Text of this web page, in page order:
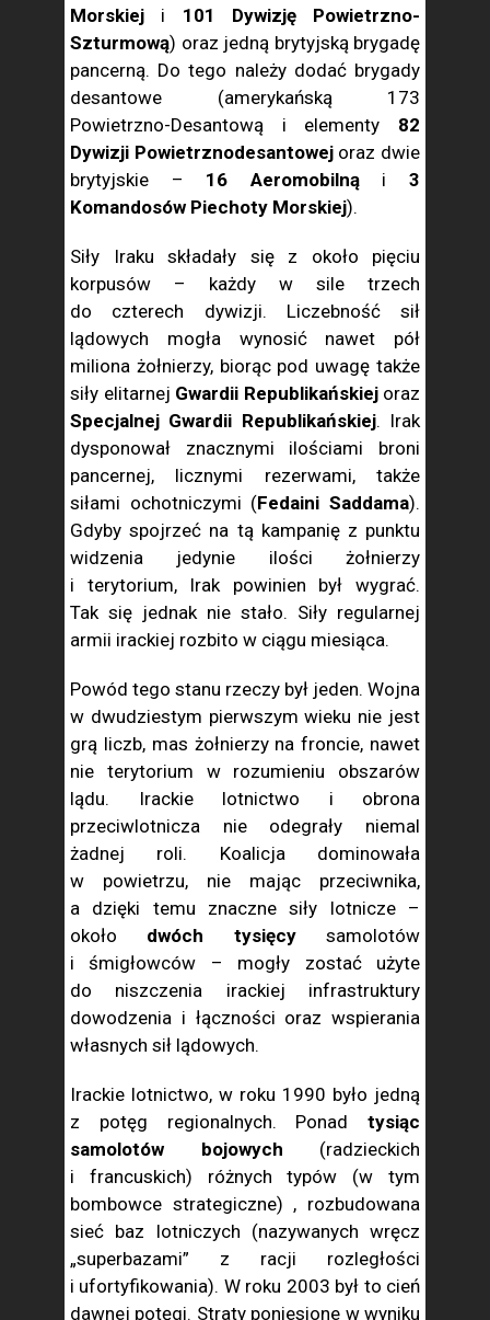
Morskiej i 101 Dywizję Powietrzno-
Szturmową) oraz jedną brytyjską brygadę
pancerną. Do tego należy dodać brygady
desantowe (amerykańską 173
Powietrzno-Desantową i elementy 82
Dywizji Powietrznodesantowejoraz dwie
brytyjskie – 16 Aeromobilnąi3
Komandosów Piechoty Morskiej).
Siły Iraku składały się z około pięciu
korpusów – każdy w sile trzech
do czterech dywizji. Liczebność sił
lądowych mogła wynosić nawet pół
miliona żołnierzy, biorąc pod uwagę także
siły elitarnej Gwardii Republikańskiejoraz
Specjalnej Gwardii Republikańskiej. Irak
dysponował znacznymi ilościami broni
pancernej, licznymi rezerwami, także
siłami ochotniczymi (Fedaini Saddama).
Gdyby spojrzeć na tą kampanię z punktu
widzenia jedynie ilości żołnierzy
i terytorium, Irak powinien był wygrać.
Tak się jednak nie stało. Siły regularnej
armii irackiej rozbito w ciągu miesiąca.
Powód tego stanu rzeczy był jeden. Wojna
w dwudziestym pierwszym wieku nie jest
grą liczb, mas żołnierzy na froncie, nawet
nie terytorium w rozumieniu obszarów
lądu. Irackie lotnictwo i obrona
przeciwlotnicza nie odegrały niemal
żadnej roli. Koalicja dominowała
w powietrzu, nie mając przeciwnika,
a dzięki temu znaczne siły lotnicze –
około dwóch tysięcysamolotów
i śmigłowców – mogły zostać użyte
do niszczenia irackiej infrastruktury
dowodzenia i łączności oraz wspierania
własnych sił lądowych.
Irackie lotnictwo, w roku 1990 było jedną
z potęg regionalnych. Ponad tysiąc
samolotów bojowych (radzieckich
i francuskich) różnych typów (w tym
bombowce strategiczne) , rozbudowana
sieć baz lotniczych (nazywanych wręcz
„superbazami” z racji rozległości
i ufortyfikowania). W roku 2003 był to cień
dawnej potęgi. Straty poniesione w wyniku